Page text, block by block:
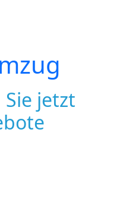
jetzt